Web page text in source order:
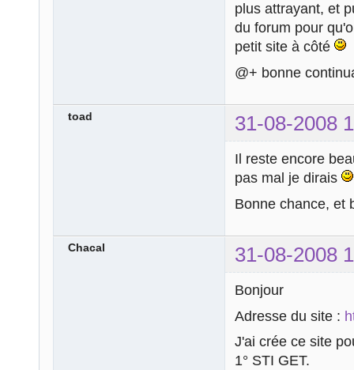
plus attrayant, et
du forum pour
petit site à côté
@+ bonne
toad 31-08-2008
Il reste encore
pas mal je dirais
Bonne chance, et
Chacal 31-08-2008
Bonjour
Adresse du site :
J'ai crée ce site
1° STI GET.